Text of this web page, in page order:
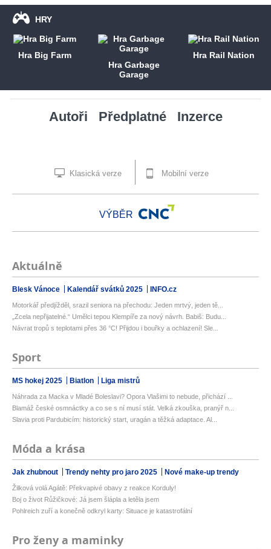
HRY
Hra Big Farm
Hra Garbage
Garage
Hra Rail Nation
Autoři Předplatné Inzerce
Klasická verze Mobilní verze
VÝBĚR
Aktuálně
Blesk Vánoce Kalendář svátků 2025 INFO.cz
Motorkář předjížděl, srazil seniora na přechodu: Jeden mrtvý, jeden tě...
„Zcela nepřijatelné.“ Umělci tepou Klempíře za nový návrh. Babiš: Budu...
Návrat tropů s teplotami přes 36 °C! Přijdou i bouřky a ochlazení! Sle...
Sport
MS hokej 2025 Biatlon Liga mistrů
Náhrada za Macka v Mladé Boleslavi? Opora Vlašimi to nebude, přichází ...
Blamáž české osmnáctky a co se s ní musí stát. Velká zkouška, pranýř n...
Slavia proti Pardubicím: historický start, uragán a těžká adaptace. Al...
Móda a krása
Jak zhubnout Trendy nehty pro jaro 2025 Nové make-up trendy
Žilková volá Agátě: Překvapivé obavy z reakce Korduly!
Boj o život Růžičkové: Já jsem šlápla a letěla jsem
Pohlreich zuří a konečně odkryl karty: Situace je katastrofální
Pro ženy a maminky